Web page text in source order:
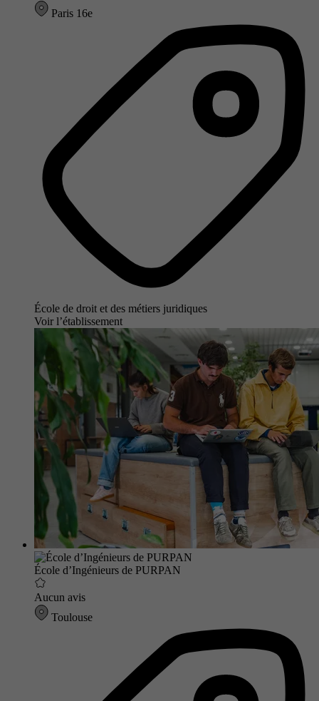
Paris 16e
École de droit et des métiers juridiques
Voir l’établissement
École d’Ingénieurs de PURPAN
Aucun avis
Toulouse